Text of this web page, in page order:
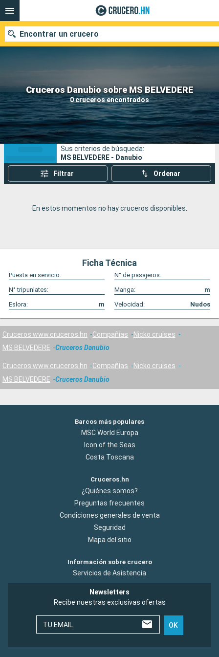
Cruceros Danubio sobre MS BELVEDERE
0 cruceros encontrados
Encontrar un crucero
Nuestros destinos
Fecha de salida
Puertos Compañías
Buscar
Sus criterios de búsqueda:
MS BELVEDERE - Danubio
Filtrar Ordenar
En estos momentos no hay cruceros disponibles.
Ficha Técnica
Puesta en servicio:
N° de pasajeros:
N° tripunlates:
Manga:
m
Eslora:
m Velocidad: Nudos
Cruceros www.cruceros.hn Compañías
Nicko cruises
MS BELVEDERE
Cruceros Danubio
Cruceros www.cruceros.hn Compañías
Nicko cruises
MS BELVEDERE
Cruceros Danubio
Barcos más populares
MSC World Europa
Icon of the Seas
Costa Toscana
Cruceros.hn
¿Quiénes somos?
Preguntas frecuentes
Condiciones generales de venta
Seguridad
Mapa del sitio
Información sobre crucero
Servicios de Asistencia
Newsletters
Recibe nuestras exclusivas ofertas
TU EMAIL OK